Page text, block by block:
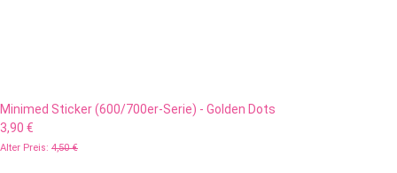
Minimed Sticker (600/700er-Serie) - Golden Dots
3,90 €
Alter Preis: 4,50 €